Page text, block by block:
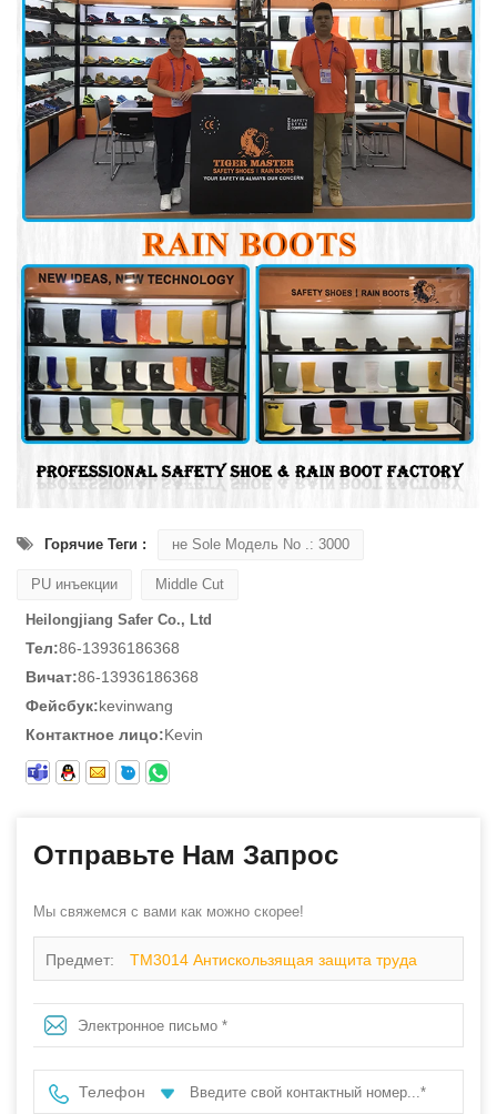
Горячие Теги : не Sole Модель No .: 3000
PU инъекции Middle Cut
Heilongjiang Safer Co., Ltd
Тел:86-13936186368
Вичат:86-13936186368
Фейсбук:kevinwang
Контактное лицо:Kevin
Отправьте Нам Запрос
Мы свяжемся с вами как можно скорее!
Предмет: TM3014 Антискользящая защита труда
Стальной стальной стальной пластины Меховая
подкладка защитная обувь зима
Телефон